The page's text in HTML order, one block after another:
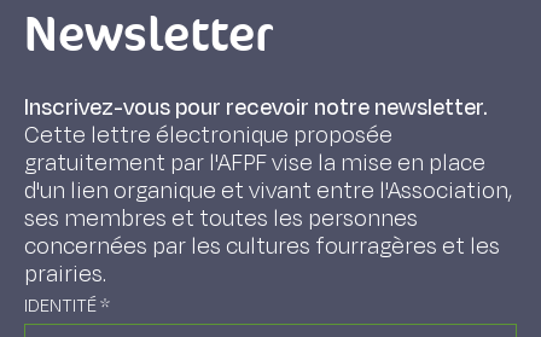
Newsletter
Inscrivez-vous pour recevoir notre newsletter.
Cette lettre électronique proposée
gratuitement par l'AFPF vise la mise en place
d'un lien organique et vivant entre l'Association,
ses membres et toutes les personnes
concernées par les cultures fourragères et les
prairies.
IDENTITÉ*